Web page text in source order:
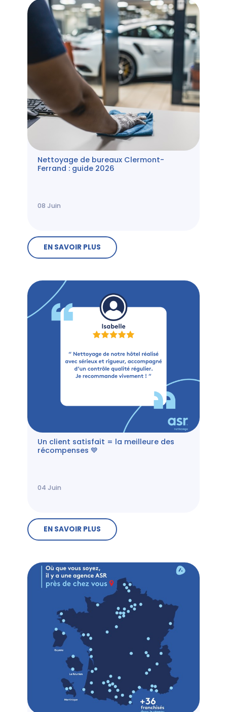
Nettoyage de bureaux Clermont-
Ferrand : guide 2026
08 Juin
EN SAVOIR PLUS
Un client satisfait = la meilleure des
récompenses 💙
04 Juin
EN SAVOIR PLUS